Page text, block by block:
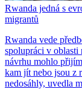
Rwanda jedná s
migrantů
Rwanda vede
spolupráci v oblasti
návrhu mohlo
kam jít nebo jsou z
nedosáhly, uvedla